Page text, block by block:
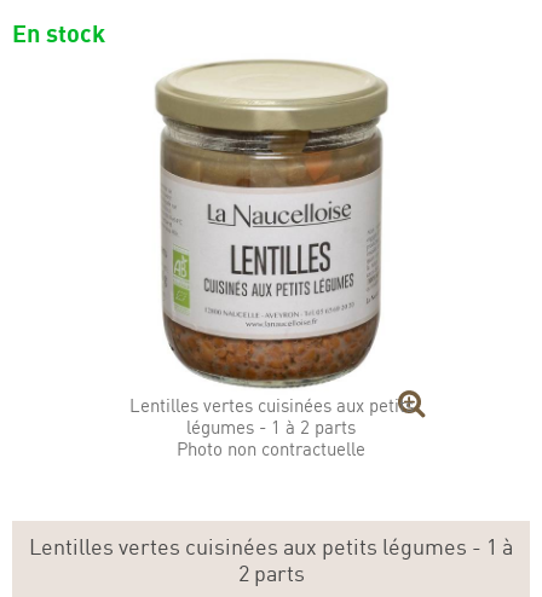
En stock
Lentilles vertes cuisinées aux petits
légumes - 1 à 2 parts
Photo non contractuelle
Lentilles vertes cuisinées aux petits légumes - 1 à
2 parts